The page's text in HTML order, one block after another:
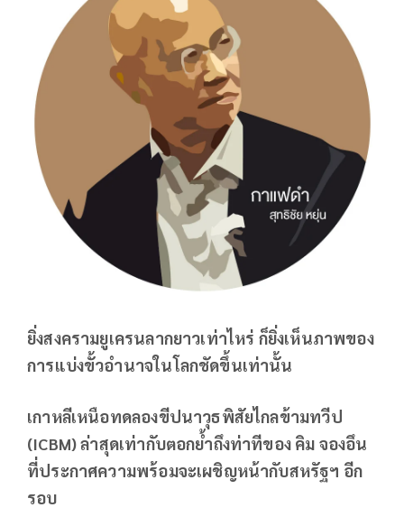
ยิ่งสงครามยูเครนลากยาวเท่าไหร่ ก็ยิ่งเห็นภาพของ
การแบ่งขั้วอำนาจในโลกชัดขึ้นเท่านั้น
เกาหลีเหนือทดลองขีปนาวุธพิสัยไกลข้ามทวีป
(ICBM) ล่าสุดเท่ากับตอกย้ำถึงท่าทีของ คิม จองอึน
ที่ประกาศความพร้อมจะเผชิญหน้ากับสหรัฐฯ อีก
รอบ